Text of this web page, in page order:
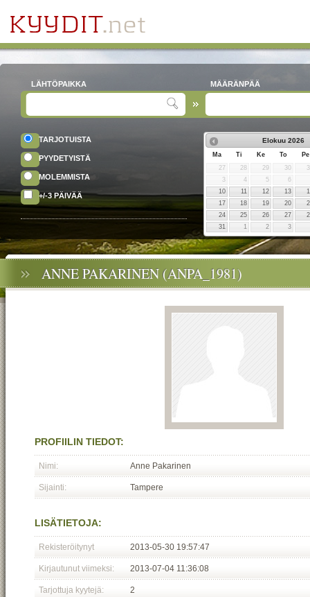
LÄHTÖPAIKKA MÄÄRÄNPÄÄ
TARJOTUISTA
PYYDETYISTÄ
MOLEMMISTA
+/-3 PÄIVÄÄ
Elokuu 2026
Ma Ti Ke To
Pe
27
28 29 30
3
4 5
6
10
11 12 13
17
18 19 20
24
25 26 27
31
1 2 3
ANNE PAKARINEN (ANPA_1981)
PROFIILIN TIEDOT:
Nimi: Anne Pakarinen
Sijainti: Tampere
LISÄTIETOJA:
Rekisteröitynyt 2013-05-30 19:57:47
Kirjautunut viimeksi: 2013-07-04 11:36:08
Tarjottuja kyytejä: 2